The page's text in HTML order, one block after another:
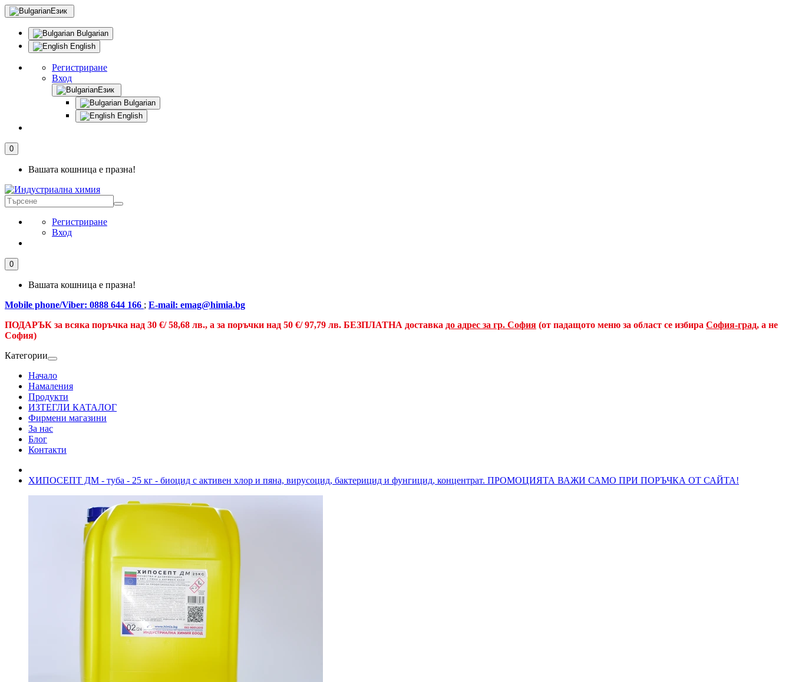
Език
Bulgarian
English
Регистриране
Вход
Език
Bulgarian
English
0
Вашата кошница е празна!
Регистриране
Вход
0
Вашата кошница е празна!
Mobile phone/Viber: 0888 644 166 ; E-mail: emag@himia.bg
ПОДАРЪК за всяка поръчка над 30 €/58,68 лв., а за поръчки над 50 €/ 97,79 лв. БЕЗПЛАТНА доставка до адрес за гр. София (от падащото меню за област се избира София-град, а не
София)
Категории
Начало
Намаления
Продукти
ИЗТЕГЛИ КАТАЛОГ
Фирмени магазини
За нас
Блог
Контакти
ХИПОСЕПТ ДМ - туба - 25 кг - биоцид с активен хлор и пяна, вирусоцид, бактерицид и фунгицид, концентрат. ПРОМОЦИЯТА ВАЖИ САМО ПРИ ПОРЪЧКА ОТ САЙТА!